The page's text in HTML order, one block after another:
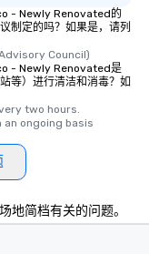
entertainment. All
knowledgeable,
offering engaging
fascinating stories.
interactive
along the way
convenient outing,
- Newly Renovated的
制定的吗？如果是，请列
Council)
- Newly Renovated是
等）进行清洁和消毒？如
two hours.
ongoing basis
地简档有关的问题。